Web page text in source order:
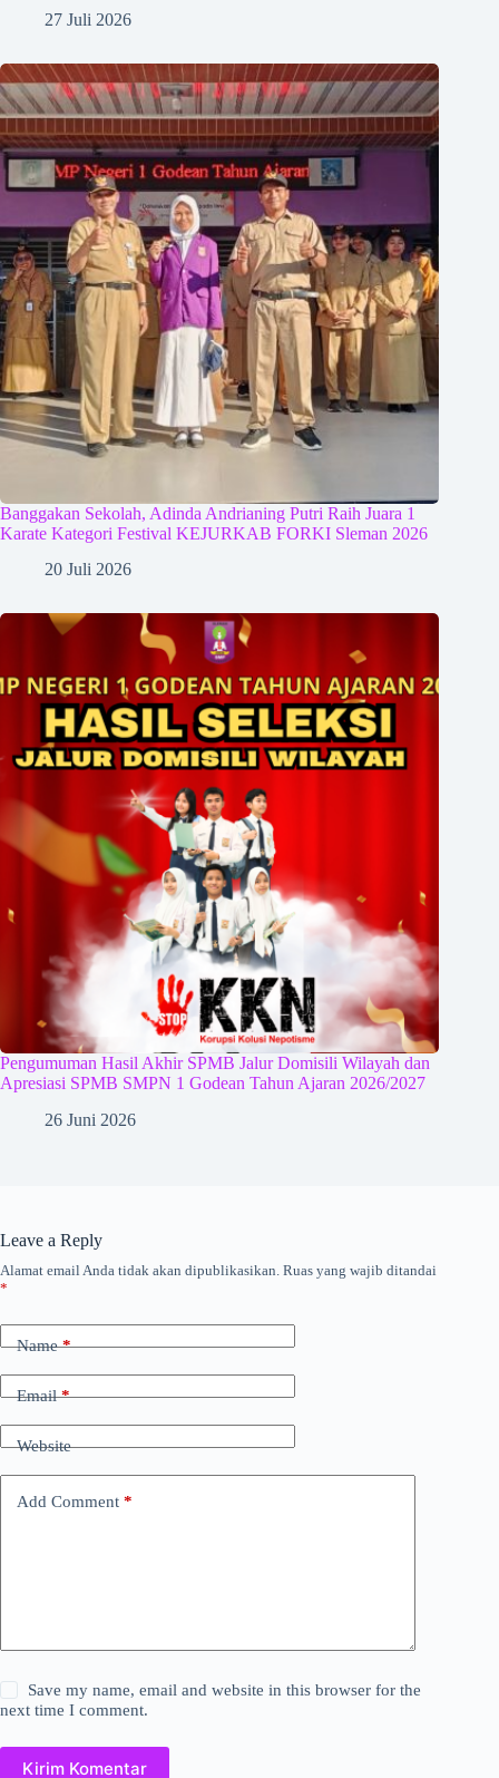
27 Juli 2026
Banggakan Sekolah, Adinda Andrianing Putri Raih Juara 1
Karate Kategori Festival KEJURKAB FORKI Sleman 2026
20 Juli 2026
Pengumuman Hasil Akhir SPMB Jalur Domisili Wilayah dan
Apresiasi SPMB SMPN 1 Godean Tahun Ajaran 2026/2027
26 Juni 2026
Leave a Reply
Alamat email Anda tidak akan dipublikasikan. Ruas yang wajib ditandai
*
Name*
Email*
Website
Add Comment *
Save my name, email and website in this browser for the
next time I comment.
Kirim Komentar